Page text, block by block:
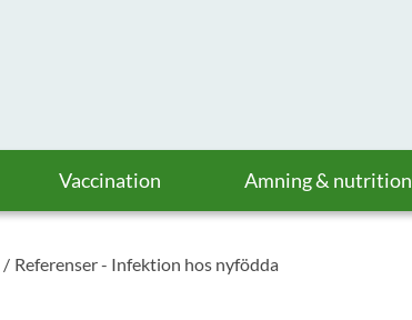
Vaccination Amning & nutrition
Referenser - Infektion hos nyfödda